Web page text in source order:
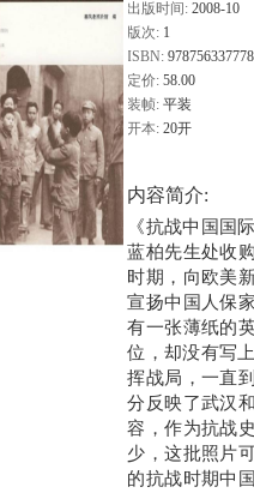
出版时间:2008-10
版次: 1
ISBN:
定价:58.00
装帧:平装
开本:20开
内容简介:
《抗战中国国
蓝柏先生处收
时期，向欧美
宣扬中国人保
有一张薄纸的
位，却没有写
挥战局，一直
分反映了武汉
容，作为抗战
少，这批照片
的抗战时期中